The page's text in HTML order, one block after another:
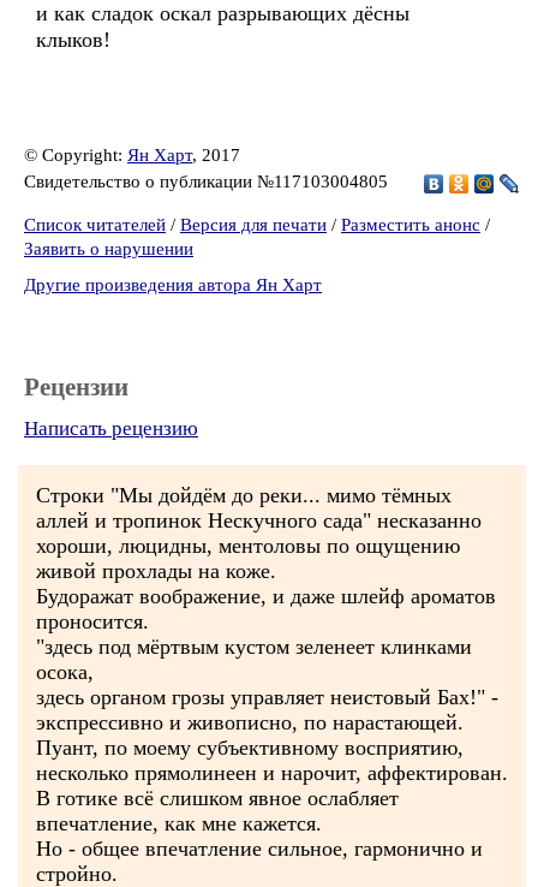
и как сладок оскал разрывающих дёсны
клыков!
© Copyright: Ян Харт, 2017
Свидетельство о публикации №117103004805
Список читателей / Версия для печати / Разместить анонс /
Заявить о нарушении
Другие произведения автора Ян Харт
Рецензии
Написать рецензию
Строки "Мы дойдём до реки... мимо тёмных
аллей и тропинок Нескучного сада" несказанно
хороши, люцидны, ментоловы по ощущению
живой прохлады на коже.
Будоражат воображение, и даже шлейф ароматов
проносится.
"здесь под мёртвым кустом зеленеет клинками
осока,
здесь органом грозы управляет неистовый Бах!" -
экспрессивно и живописно, по нарастающей.
Пуант, по моему субъективному восприятию,
несколько прямолинеен и нарочит, аффектирован.
В готике всё слишком явное ослабляет
впечатление, как мне кажется.
Но - общее впечатление сильное, гармонично и
стройно.